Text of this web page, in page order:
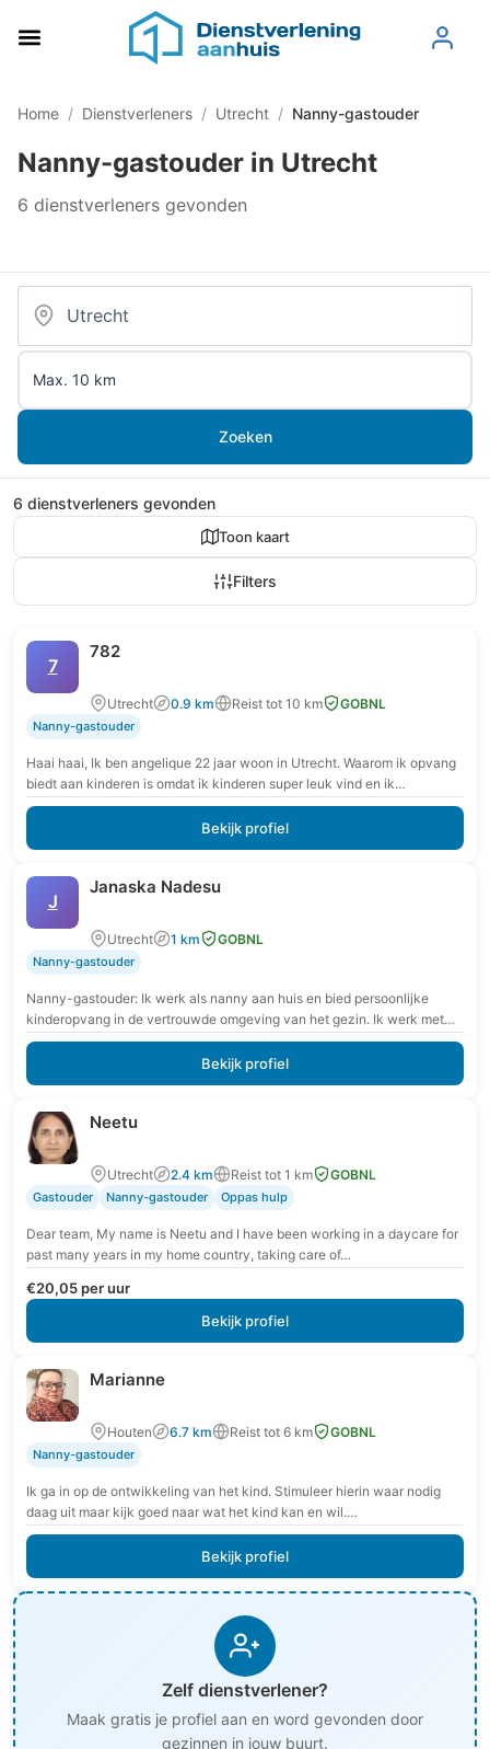
Home / Dienstverleners / Utrecht / Nanny-gastouder
Nanny-gastouder in Utrecht
6 dienstverleners gevonden
Zoeken
6 dienstverleners gevonden
Toon kaart
Filters
7
782
Utrecht 0.9 km Reist tot 10 km GOBNL
Nanny-gastouder
Haai haai, Ik ben angelique 22 jaar woon in Utrecht. Waarom ik opvang
biedt aan kinderen is omdat ik kinderen super leuk vind en ik…
Bekijk profiel
J
Janaska Nadesu
Utrecht 1 km GOBNL
Nanny-gastouder
Nanny-gastouder: Ik werk als nanny aan huis en bied persoonlijke
kinderopvang in de vertrouwde omgeving van het gezin. Ik werk met
extra aandacht voor rust,…
Bekijk profiel
Neetu
Utrecht 2.4 km Reist tot 1 km GOBNL
Gastouder Nanny-gastouder Oppas hulp
Dear team, My name is Neetu and I have been working in a daycare for
past many years in my home country, taking care of…
€20,05 per uur
Bekijk profiel
Marianne
Houten 6.7 km Reist tot 6 km GOBNL
Nanny-gastouder
Ik ga in op de ontwikkeling van het kind. Stimuleer hierin waar nodig
daag uit maar kijk goed naar wat het kind kan en wil.…
Bekijk profiel
Zelf dienstverlener?
Maak gratis je profiel aan en word gevonden door
gezinnen in jouw buurt.